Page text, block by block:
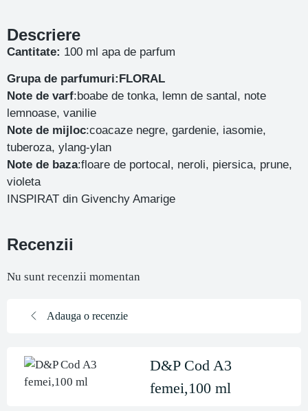
Descriere
Cantitate: 100 ml apa de parfum
Grupa de parfumuri:FLORAL
Note de varf:boabe de tonka, lemn de santal, note
lemnoase, vanilie
Note de mijloc:coacaze negre, gardenie, iasomie,
tuberoza, ylang-ylan
Note de baza:floare de portocal, neroli, piersica, prune,
violeta
INSPIRAT din Givenchy Amarige
Recenzii
Nu sunt recenzii momentan
Adauga o recenzie
D&P Cod A3
femei,100 ml